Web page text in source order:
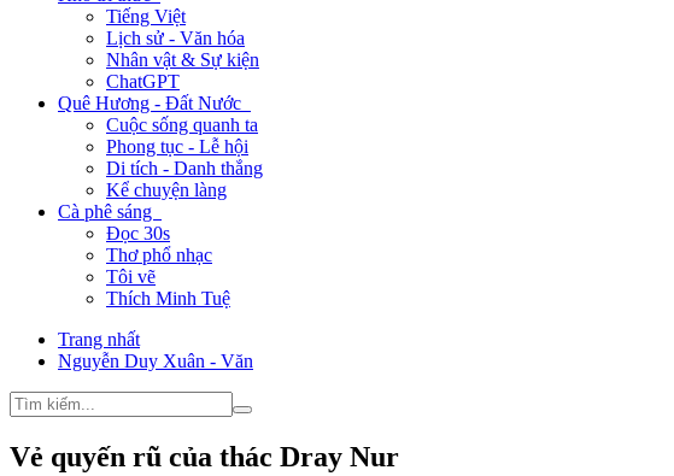
Tiếng Việt
Lịch sử - Văn hóa
Nhân vật & Sự kiện
ChatGPT
Quê Hương - Đất Nước
Cuộc sống quanh ta
Phong tục - Lễ hội
Di tích - Danh thắng
Kể chuyện làng
Cà phê sáng
Đọc 30s
Thơ phổ nhạc
Tôi vẽ
Thích Minh Tuệ
Trang nhất
Nguyễn Duy Xuân - Văn
Vẻ quyến rũ của thác Dray Nur